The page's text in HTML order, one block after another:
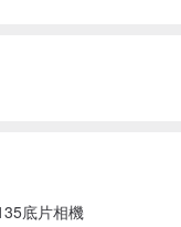
底片相機